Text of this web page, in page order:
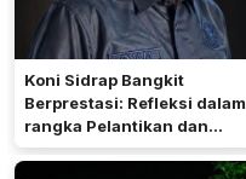
Koni Sidrap Bangkit
Berprestasi: Refleksi dalam
rangka Pelantikan dan
Rakerda 2026